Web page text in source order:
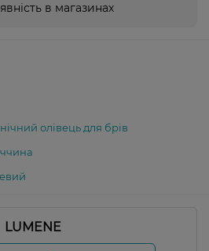
в магазинах
олівець для брів
LUMENE